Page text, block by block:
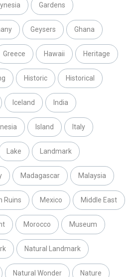
Gardens
Geysers Ghana
Greece Hawaii Heritage
Historic Historical
Iceland India
Island Italy
Lake Landmark
Madagascar Malaysia
Ruins Mexico Middle East
Morocco Museum
Natural Landmark
Natural Wonder Nature